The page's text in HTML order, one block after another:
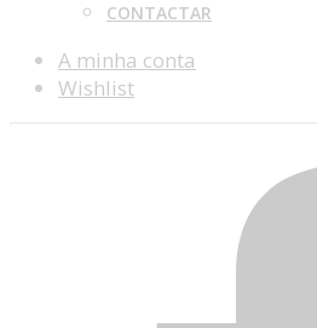
CONTACTAR
A minha conta
Wishlist